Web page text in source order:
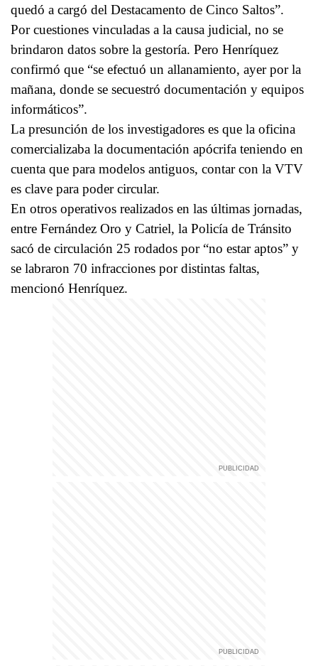
quedó a cargó del Destacamento de Cinco Saltos”.
Por cuestiones vinculadas a la causa judicial, no se
brindaron datos sobre la gestoría. Pero Henríquez
confirmó que “se efectuó un allanamiento, ayer por la
mañana, donde se secuestró documentación y equipos
informáticos”.
La presunción de los investigadores es que la oficina
comercializaba la documentación apócrifa teniendo en
cuenta que para modelos antiguos, contar con la VTV
es clave para poder circular.
En otros operativos realizados en las últimas jornadas,
entre Fernández Oro y Catriel, la Policía de Tránsito
sacó de circulación 25 rodados por “no estar aptos” y
se labraron 70 infracciones por distintas faltas,
mencionó Henríquez.